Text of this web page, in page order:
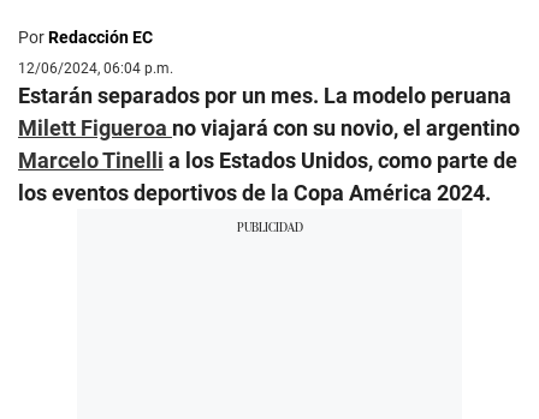
PorRedacción EC
12/06/2024, 06:04 p.m.
Estarán separados por un mes. La modelo peruana
Milett Figueroa no viajará con su novio, el argentino
Marcelo Tinelli a los Estados Unidos, como parte de
los eventos deportivos de la Copa América 2024.